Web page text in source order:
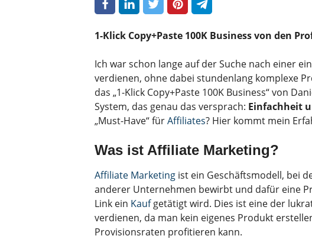
1-Klick Copy+Paste 100K Business von den
Ich war schon lange auf der Suche nach einer
verdienen, ohne dabei stundenlang komplexe
das „1-Klick Copy+Paste 100K Business“ von
System, das genau das versprach: Einfachheit
„Must-Have“ fürAffiliates? Hier kommt mein
Was ist Affiliate Marketing?
Affiliate Marketing ist ein Geschäftsmodell, bei
anderer Unternehmen bewirbt und dafür eine
Link ein Kaufgetätigt wird. Dies ist eine der
verdienen, da man kein eigenes Produkt
Provisionsraten profitieren kann.